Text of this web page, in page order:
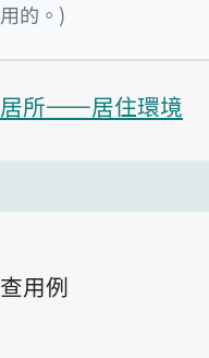
的。)
所——居住環境
用例